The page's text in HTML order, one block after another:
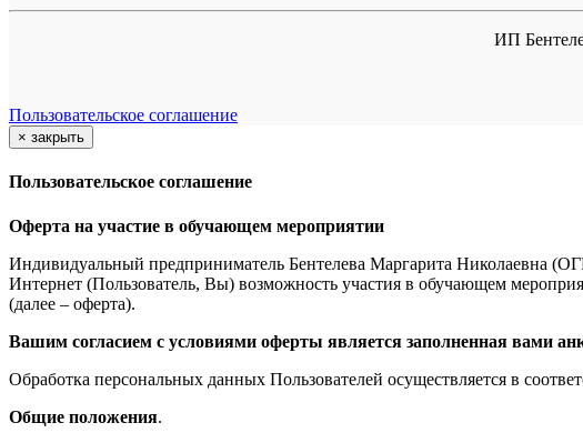
ИП
Пользовательское соглашение
× закрыть
Пользовательское соглашение
Оферта на участие в обучающем мероприятии
Индивидуальный предприниматель Бентелева Маргарита Николаевна
Интернет (Пользователь, Вы) возможность участия в обучающем
(далее – оферта).
Вашим согласием с условиями оферты является заполненная вами
Обработка персональных данных Пользователей осуществляется в
Общие положения.